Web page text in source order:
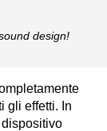
design!
gli effetti. In